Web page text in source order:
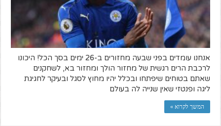
אנחנו עומדים בפני שבעה מחזורים ב-26 ימים בסך הכל! היכונו
לרכבת הרים רגשית של מחזור הולך ומחזור בא, לשחקנים
שאתם בטוחים שיפתחו ובכלל יהיו מחוץ לסגל ובעיקר לחגיגת
ליגה ופנטזי שאין שנייה לה בעולם
המשך לקרוא »